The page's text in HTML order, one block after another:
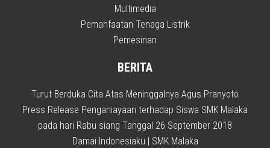
Multimedia
Pemanfaatan Tenaga Listrik
Pemesinan
BERITA
Turut Berduka Cita Atas Meninggalnya Agus Pranyoto
Press Release Penganiayaan terhadap Siswa SMK Malaka
pada hari Rabu siang Tanggal 26 September 2018
Damai Indonesiaku | SMK Malaka